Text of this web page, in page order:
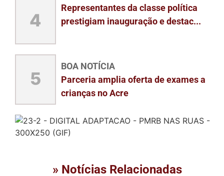
4
Representantes da classe política
prestigiam inauguração e destac...
5
BOA NOTÍCIA
Parceria amplia oferta de exames a
crianças no Acre
» Notícias Relacionadas